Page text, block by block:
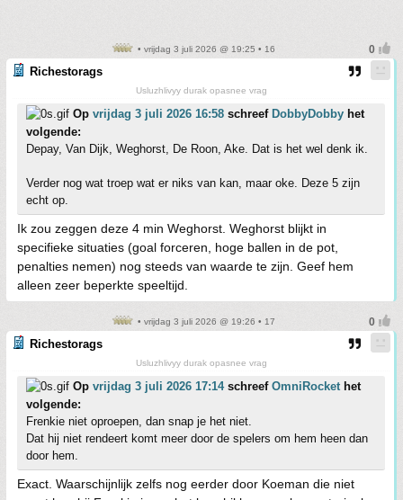
• vrijdag 3 juli 2026 @ 19:25 • 16
Richestorags
Usluzhlivyy durak opasnee vrag
Op vrijdag 3 juli 2026 16:58 schreef DobbyDobby het
volgende:
Depay, Van Dijk, Weghorst, De Roon, Ake. Dat is het wel denk ik.
Verder nog wat troep wat er niks van kan, maar oke. Deze 5 zijn
echt op.
Ik zou zeggen deze 4 min Weghorst. Weghorst blijkt in
specifieke situaties (goal forceren, hoge ballen in de pot,
penalties nemen) nog steeds van waarde te zijn. Geef hem
alleen zeer beperkte speeltijd.
• vrijdag 3 juli 2026 @ 19:26 • 17
Richestorags
Usluzhlivyy durak opasnee vrag
Op vrijdag 3 juli 2026 17:14schreef OmniRockethet
volgende:
Frenkie niet oproepen, dan snap je het niet.
Dat hij niet rendeert komt meer door de spelers om hem heen dan
door hem.
Exact. Waarschijnlijk zelfs nog eerder door Koeman die niet